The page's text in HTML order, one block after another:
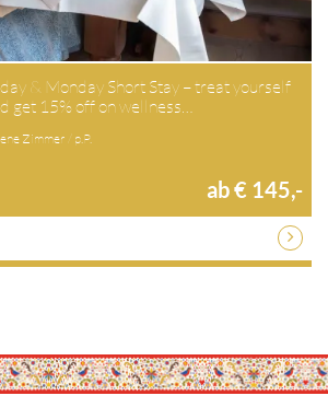
& Monday Short Stay – treat yourself
get 15% off on wellness…
Zimmer / p.P.
ab € 145,-